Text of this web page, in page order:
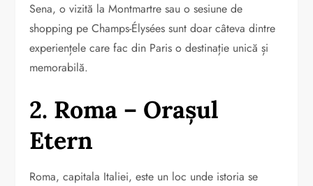
Sena, o vizită la Montmartre sau o sesiune de
shopping pe Champs-Élysées sunt doar câteva dintre
experiențele care fac din Paris o destinație unică și
memorabilă.
2. Roma – Orașul
Etern
Roma, capitala Italiei, este un loc unde istoria se